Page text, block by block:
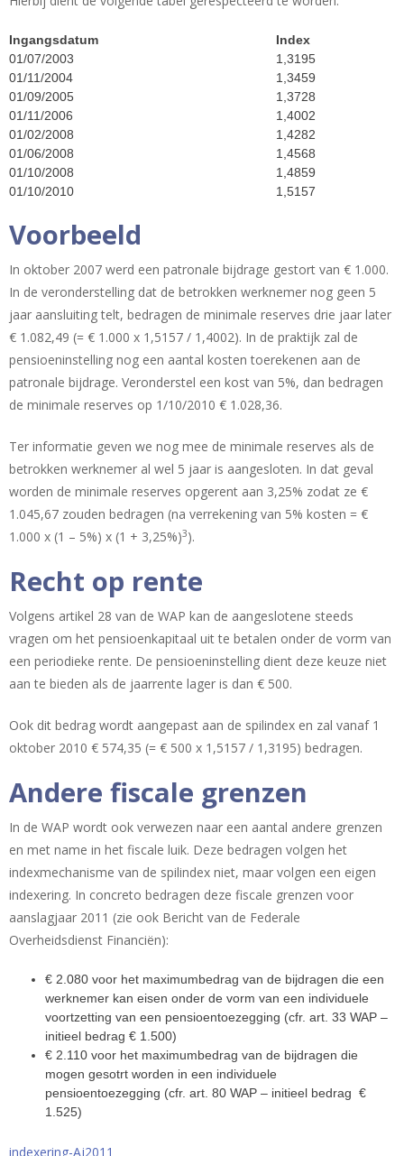
Ingangsdatum
Index
01/07/2003
1,3195
01/11/2004
1,3459
01/09/2005
1,3728
01/11/2006
1,4002
01/02/2008
1,4282
01/06/2008
1,4568
01/10/2008
1,4859
01/10/2010
1,5157
Voorbeeld
In oktober 2007 werd een patronale bijdrage gestort van € 1.000.
In de veronderstelling dat de betrokken werknemer nog geen 5
jaar aansluiting telt, bedragen de minimale reserves drie jaar later
€ 1.082,49 (= € 1.000 x 1,5157 / 1,4002). In de praktijk zal de
pensioeninstelling nog een aantal kosten toerekenen aan de
patronale bijdrage. Veronderstel een kost van 5%, dan bedragen
de minimale reserves op 1/10/2010 € 1.028,36.
Ter informatie geven we nog mee de minimale reserves als de
betrokken werknemer al wel 5 jaar is aangesloten. In dat geval
worden de minimale reserves opgerent aan 3,25% zodat ze €
1.045,67 zouden bedragen (na verrekening van 5% kosten = €
1.000 x (1 – 5%) x (1 + 3,25%)3).
Recht op rente
Volgens artikel 28 van de WAP kan de aangeslotene steeds
vragen om het pensioenkapitaal uit te betalen onder de vorm van
een periodieke rente. De pensioeninstelling dient deze keuze niet
aan te bieden als de jaarrente lager is dan € 500.
Ook dit bedrag wordt aangepast aan de spilindex en zal vanaf 1
oktober 2010 € 574,35 (= € 500 x 1,5157 / 1,3195) bedragen.
Andere fiscale grenzen
In de WAP wordt ook verwezen naar een aantal andere grenzen
en met name in het fiscale luik. Deze bedragen volgen het
indexmechanisme van de spilindex niet, maar volgen een eigen
indexering. In concreto bedragen deze fiscale grenzen voor
aanslagjaar 2011 (zie ook Bericht van de Federale
Overheidsdienst Financiën):
€ 2.080 voor het maximumbedrag van de bijdragen die een
werknemer kan eisen onder de vorm van een individuele
voortzetting van een pensioentoezegging (cfr. art. 33 WAP –
initieel bedrag € 1.500)
€ 2.110 voor het maximumbedrag van de bijdragen die
mogen gesotrt worden in een individuele
pensioentoezegging (cfr. art. 80 WAP – initieel bedrag €
1.525)
indexering-Aj2011